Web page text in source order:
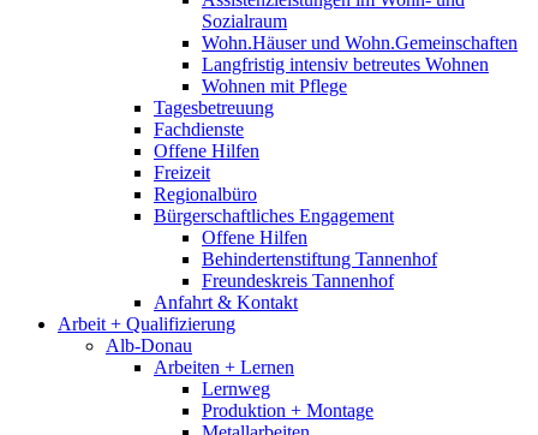
Sozialraum
Wohn.Häuser und Wohn.Gemeinschaften
Langfristig intensiv betreutes Wohnen
Wohnen mit Pflege
Tagesbetreuung
Fachdienste
Offene Hilfen
Freizeit
Regionalbüro
Bürgerschaftliches Engagement
Offene Hilfen
Behindertenstiftung Tannenhof
Freundeskreis Tannenhof
Anfahrt & Kontakt
Arbeit + Qualifizierung
Alb-Donau
Arbeiten + Lernen
Lernweg
Produktion + Montage